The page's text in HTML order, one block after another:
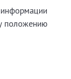
положению